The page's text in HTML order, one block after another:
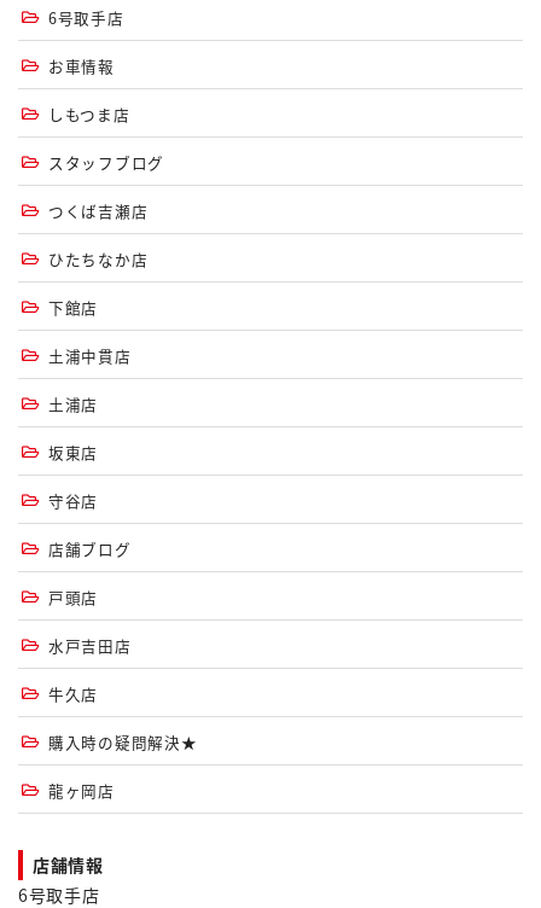
6号取手店
お車情報
しもつま店
スタッフブログ
つくば吉瀬店
ひたちなか店
下館店
土浦中貫店
土浦店
坂東店
守谷店
店舗ブログ
戸頭店
水戸吉田店
牛久店
購入時の疑問解決★
龍ヶ岡店
店舗情報
6号取手店